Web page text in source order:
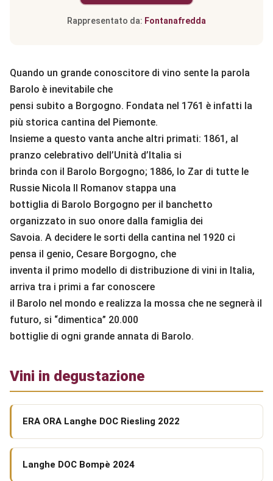
Rappresentato da: Fontanafredda
Quando un grande conoscitore di vino sente la parola
Barolo è inevitabile che
pensi subito a Borgogno. Fondata nel 1761 è infatti la
più storica cantina del Piemonte.
Insieme a questo vanta anche altri primati: 1861, al
pranzo celebrativo dell’Unità d’Italia si
brinda con il Barolo Borgogno; 1886, lo Zar di tutte le
Russie Nicola II Romanov stappa una
bottiglia di Barolo Borgogno per il banchetto
organizzato in suo onore dalla famiglia dei
Savoia. A decidere le sorti della cantina nel 1920 ci
pensa il genio, Cesare Borgogno, che
inventa il primo modello di distribuzione di vini in Italia,
arriva tra i primi a far conoscere
il Barolo nel mondo e realizza la mossa che ne segnerà il
futuro, si “dimentica” 20.000
bottiglie di ogni grande annata di Barolo.
Vini in degustazione
ERA ORA Langhe DOC Riesling 2022
Langhe DOC Bompè 2024